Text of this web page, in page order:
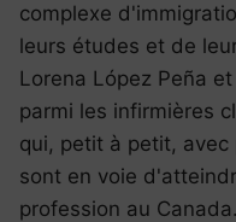
complexe
leurs études et de
Lorena López Peña
parmi les infirmières
qui, petit à petit, avec
sont en voie
profession au Canada.